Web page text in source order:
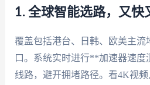
1. 全球智能选路，又快
覆盖包括港台、日韩、欧美主流
口。系统实时进行**加速器速
线路，避开拥堵路径。看4K视